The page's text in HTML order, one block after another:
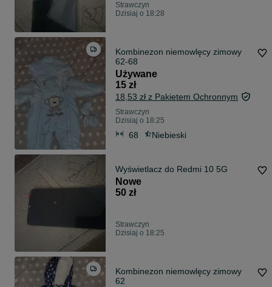
Strawczyn
Dzisiaj o 18:28
Kombinezon niemowlęcy zimowy
62-68
Używane
15 zł
18,53 zł z Pakietem Ochronnym
Strawczyn
Dzisiaj o 18:25
68 Niebieski
Wyświetlacz do Redmi 10 5G
Nowe
50 zł
Strawczyn
Dzisiaj o 18:25
Kombinezon niemowlęcy zimowy
62